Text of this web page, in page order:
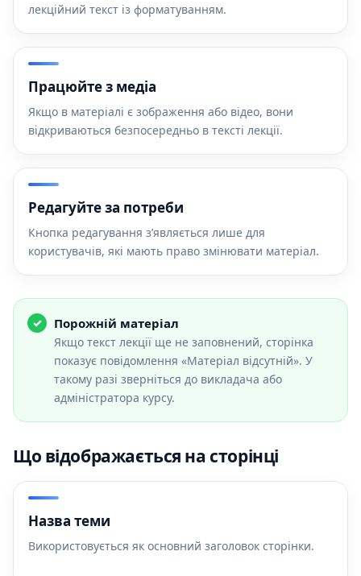
лекційний текст із форматуванням.
Працюйте з медіа
Якщо в матеріалі є зображення або відео, вони
відкриваються безпосередньо в тексті лекції.
Редагуйте за потреби
Кнопка редагування з’являється лише для
користувачів, які мають право змінювати матеріал.
Порожній матеріал
Якщо текст лекції ще не заповнений, сторінка
показує повідомлення «Матеріал відсутній». У
такому разі зверніться до викладача або
адміністратора курсу.
Що відображається на сторінці
Назва теми
Використовується як основний заголовок сторінки.